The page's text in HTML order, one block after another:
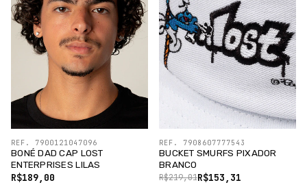
BONÉ DAD CAP LOST
ENTERPRISES LILAS
R$189,00
REF. 7900121047096
BUCKET SMURFS PIXADOR
BRANCO
R$153,31
R$219,01
REF. 7908607777543